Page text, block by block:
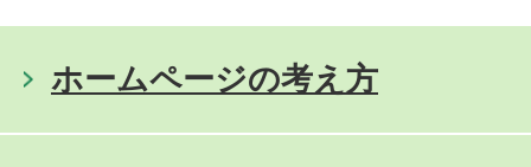
ホームページの考え方